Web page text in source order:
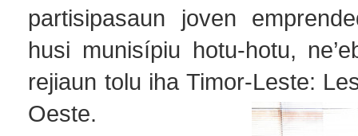
partisipasaun joven
husi munisípiu hotu-hotu,
rejiaun tolu iha Timor-Leste:
Oeste.